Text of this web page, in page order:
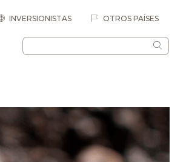
INVERSIONISTAS OTROS PAÍSES